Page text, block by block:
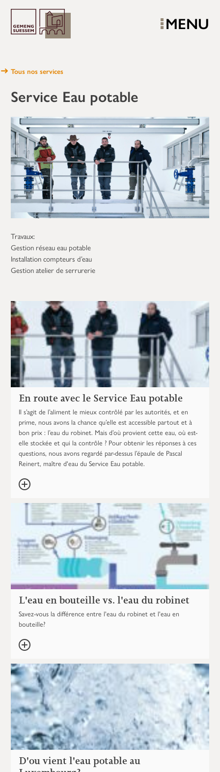
MENU
Tous nos services
Service Eau potable
Travaux:
Gestion réseau eau potable
Installation compteurs d’eau
Gestion atelier de serrurerie
En route avec le Service Eau potable
Il s’agit de l’aliment le mieux contrôlé par les autorités, et en
prime, nous avons la chance qu’elle est accessible partout et à
bon prix : l’eau du robinet. Mais d’où provient cette eau, où est-
elle stockée et qui la contrôle ? Pour obtenir les réponses à ces
questions, nous avons regardé par-dessus l’épaule de Pascal
Reinert, maître d'eau du Service Eau potable.
L'eau en bouteille vs. l'eau du robinet
Savez-vous la différence entre l'eau du robinet et l'eau en
bouteille?
D'ou vient l'eau potable au